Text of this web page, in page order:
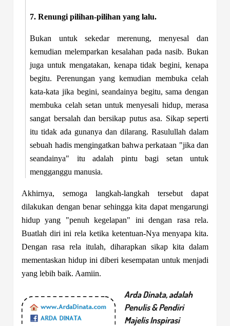
7. Renungi pilihan-pilihan yang lalu.
Bukan untuk sekedar merenung, menyesal dan
kemudian melemparkan kesalahan pada nasib. Bukan
juga untuk mengatakan, kenapa tidak begini, kenapa
begitu. Perenungan yang kemudian membuka celah
kata-kata jika begini, seandainya begitu, sama dengan
membuka celah setan untuk menyesali hidup, merasa
sangat bersalah dan bersikap putus asa. Sikap seperti
itu tidak ada gunanya dan dilarang. Rasulullah dalam
sebuah hadis mengingatkan bahwa perkataan "jika dan
seandainya" itu adalah pintu bagi setan untuk
mengganggu manusia.
Akhirnya, semoga langkah-langkah tersebut dapat
dilakukan dengan benar sehingga kita dapat mengarungi
hidup yang "penuh kegelapan" ini dengan rasa rela.
Buatlah diri ini rela ketika ketentuan-Nya menyapa kita.
Dengan rasa rela itulah, diharapkan sikap kita dalam
mementaskan hidup ini diberi kesempatan untuk menjadi
yang lebih baik. Aamiin.
Arda Dinata, adalah
Penulis & Pendiri
Majelis Inspirasi